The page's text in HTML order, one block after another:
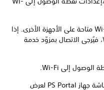
يُرجى التحقق مما إذا كانت شبكة Wi-Fi متاحة على الأجهزة الأخرى. إذا
كنت تواجه مشاكل في شبكة Wi-Fi، فيُرجى الاتصال بمزوّد خدمة
مرّر إلى اليسار من أعلى يمين شاشة جهاز PS Portal لعرض